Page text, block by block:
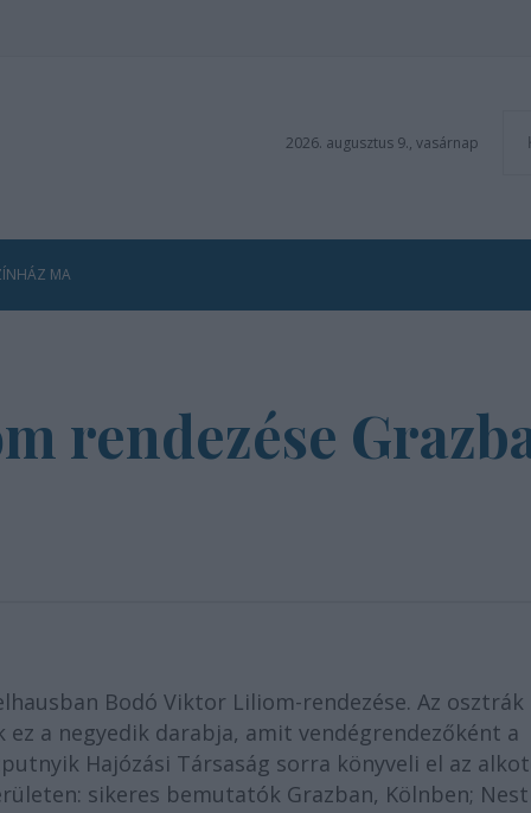
2026. augusztus 9., vasárnap
MA
rendezése
Bodó Viktor Liliom-rendezése. Az osztrák
a negyedik darabja, amit vendégrendezőként a
Hajózási Társaság sorra könyveli el az
sikeres bemutatók Grazban, Kölnben;